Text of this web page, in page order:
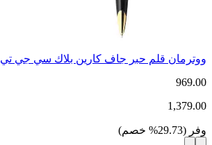
ووترمان قلم حبر جاف كارين بلاك سي جي تي
969.00
1,379.00
وفر (
29.73
% خصم)